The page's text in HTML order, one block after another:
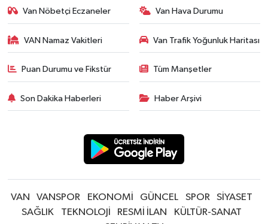
Van Nöbetçi Eczaneler Van Hava Durumu
VAN Namaz Vakitleri Van Trafik Yoğunluk Haritası
Puan Durumu ve Fikstür Tüm Manşetler
Son Dakika Haberleri Haber Arşivi
VAN VANSPOR EKONOMİ GÜNCEL SPOR
SİYASET
SAĞLIK
TEKNOLOJİ RESMİ İLAN
KÜLTÜR-SANAT